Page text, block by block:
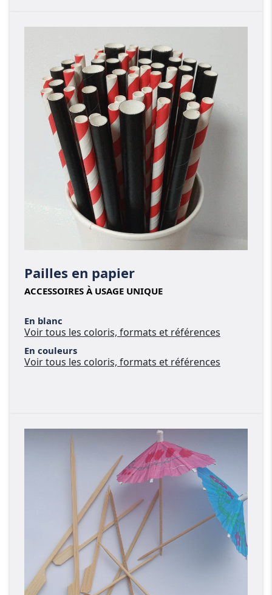
Pailles en papier
ACCESSOIRES À USAGE UNIQUE
En blanc
Voir tous les coloris, formats et références
En couleurs
Voir tous les coloris, formats et références